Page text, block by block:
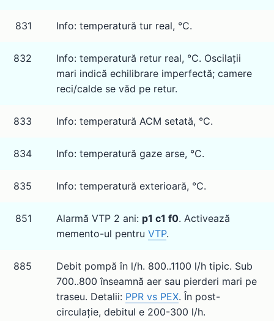
831 Info: temperatură tur real, °C.
832
Info: temperatură retur real, °C. Oscilații
mari indică echilibrare imperfectă; camere
reci/calde se văd pe retur.
833 Info: temperatură ACM setată, °C.
834 Info: temperatură gaze arse, °C.
835 Info: temperatură exterioară, °C.
851 Alarmă VTP 2 ani: p1 c1 f0. Activează
memento-ul pentru VTP.
885
Debit pompă în l/h. 800..1100 l/h tipic. Sub
700..800 înseamnă aer sau pierderi mari pe
traseu. Detalii: PPR vs PEX. În post-
circulație, debitul e 200-300 l/h.